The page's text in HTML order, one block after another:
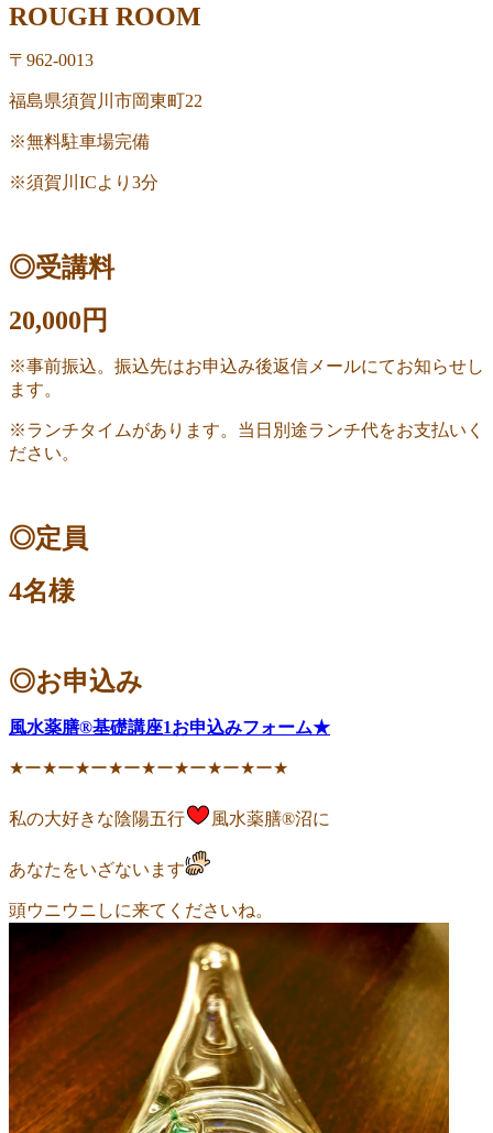
ROUGH ROOM
〒 962-0013
福島県須賀川市岡東町22
※無料駐車場完備
※須賀川ICより3分
◎受講料
20,000円
※事前振込。振込先はお申込み後返信メールにてお知らせし
ます。
※ランチタイムがあります。当日別途ランチ代をお支払いく
ださい。
◎定員
4名様
◎お申込み
風水薬膳®︎基礎講座1お申込みフォーム★
★ー★ー★ー★ー★ー★ー★ー★ー★
私の大好きな陰陽五行 風水薬膳®︎沼に
あなたをいざないます
頭ウニウニしに来てくださいね。